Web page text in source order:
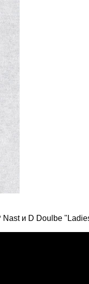
и D Doulbe